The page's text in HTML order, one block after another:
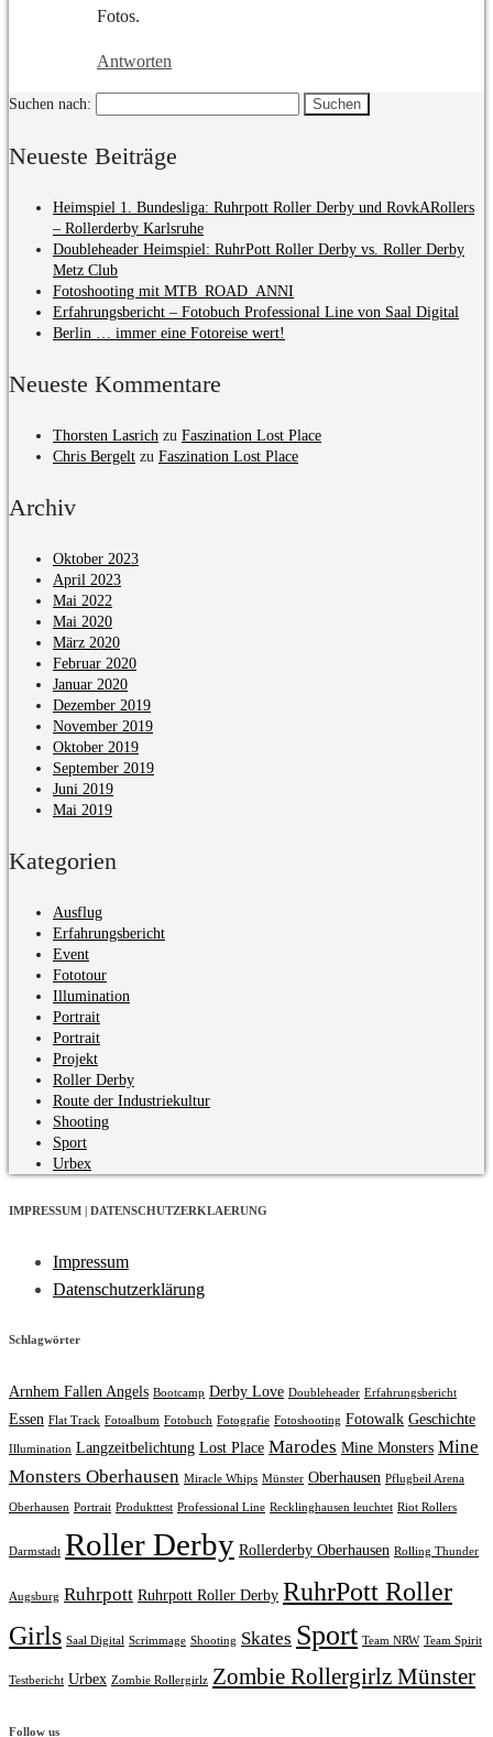
Fotos.
Antworten
Suchen nach:
Neueste Beiträge
Heimspiel 1. Bundesliga: Ruhrpott Roller Derby und RovkARollers
– Rollerderby Karlsruhe
Doubleheader Heimspiel: RuhrPott Roller Derby vs. Roller Derby
Metz Club
Fotoshooting mit MTB_ROAD_ANNI
Erfahrungsbericht – Fotobuch Professional Line von Saal Digital
Berlin … immer eine Fotoreise wert!
Neueste Kommentare
Thorsten Lasrich zu Faszination Lost Place
Chris Bergelt zu Faszination Lost Place
Archiv
Oktober 2023
April 2023
Mai 2022
Mai 2020
März 2020
Februar 2020
Januar 2020
Dezember 2019
November 2019
Oktober 2019
September 2019
Juni 2019
Mai 2019
Kategorien
Ausflug
Erfahrungsbericht
Event
Fototour
Illumination
Portrait
Portrait
Projekt
Roller Derby
Route der Industriekultur
Shooting
Sport
Urbex
IMPRESSUM | DATENSCHUTZERKLAERUNG
Impressum
Datenschutzerklärung
Schlagwörter
Arnhem Fallen Angels Bootcamp Derby Love Doubleheader Erfahrungsbericht
Essen Flat Track Fotoalbum Fotobuch Fotografie Fotoshooting Fotowalk Geschichte
Illumination Langzeitbelichtung Lost Place Marodes Mine Monsters Mine
Monsters Oberhausen Miracle Whips Münster Oberhausen Pflugbeil Arena
Oberhausen Portrait Produkttest Professional Line Recklinghausen leuchtet Riot Rollers
Darmstadt Roller Derby Rollerderby Oberhausen Rolling Thunder
Augsburg Ruhrpott Ruhrpott Roller Derby RuhrPott Roller
Girls Saal Digital Scrimmage Shooting Skates Sport Team NRW Team Spirit
Testbericht Urbex Zombie Rollergirlz Zombie Rollergirlz Münster
Follow us